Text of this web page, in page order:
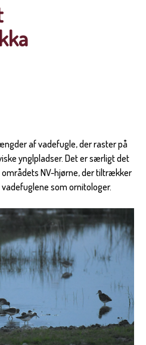
af vadefugle, der raster på
ynglpladser. Det er særligt det
NV-hjørne, der tiltrækker
som ornitologer.